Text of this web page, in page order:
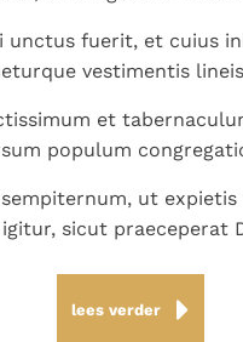
unctus fuerit, et cuius
vestimentis
et
populum
ut
sicut praeceperat
lees verder